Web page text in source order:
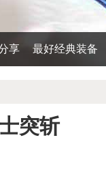
享 最好经典装备
突斩